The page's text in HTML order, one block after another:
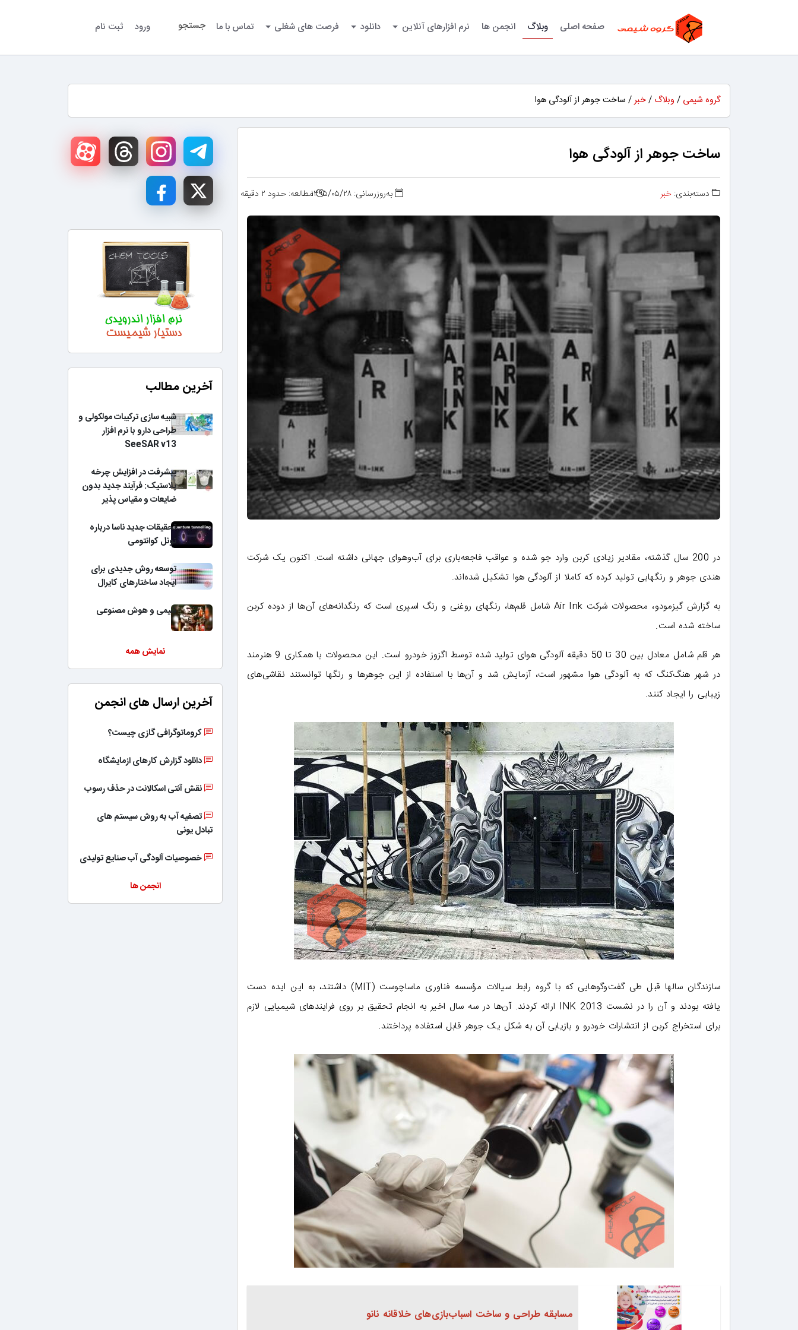
صفحه اصلی وبلاگ انجمن ها نرم افزارهای آنلاین دانلود فرصت های شغلی تماس با ما جستجو ورود ثبت نام
گروه شیمی / وبلاگ /خبر/ ساخت جوهر از آلودگی هوا
ساخت جوهر از آلودگی هوا
دسته‌بندی: خبر به‌روزرسانی: ۱۳۹۵/۰۵/۲۸ مطالعه: حدود ۲ دقیقه
در 200 سال گذشته، مقادیر زیادی کربن وارد جو شده و عواقب فاجعه‌باری برای آب‌وهوای جهانی داشته است. اکنون یک شرکت
هندی جوهر و رنگهایی تولید کرده که کاملا از آلودگی هوا تشکیل شده‌اند.
به گزارش گیزمودو، محصولات شرکت Air Ink شامل قلم‌ها، رنگهای روغنی و رنگ اسپری است که رنگدانه‌های آن‌ها از دوده کربن
ساخته شده است.
هر قلم شامل معادل بین 30 تا 50 دقیقه آلودگی هوای تولید شده توسط اگزوز خودرو است. این محصولات با همکاری 9 هنرمند
در شهر هنگ‌کنگ که به آلودگی هوا مشهور است، آزمایش شد و آن‌ها با استفاده از این جوهرها و رنگها توانستند نقاشی‌های
زیبایی را ایجاد کنند.
سازندگان سالها قبل طی گفت‌وگوهایی که با گروه رابط سیالات مؤسسه فناوری ماساچوست (MIT) داشتند، به این ایده دست
یافته بودند و آن را در نشست INK 2013 ارائه کردند. ‌آن‌ها در سه سال اخیر به انجام تحقیق بر روی فرایندهای شیمیایی لازم
برای استخراج کربن از انتشارات خودرو و بازیابی آن به شکل یک جوهر قابل استفاده پرداختند.
مسابقه طراحی و ساخت اسباب‌بازی‌های خلاقانه نانو
آخرین مطالب
شبیه سازی ترکیبات مولکولی و
طراحی دارو با نرم افزار
SeeSAR v13
پیشرفت در افزایش چرخه
پلاستیک: فرآیند جدید بدون
ضایعات و مقیاس پذیر
تحقیقات جدید ناسا درباره
تونل کوانتومی
توسعه روش جدیدی برای
ایجاد ساختارهای کایرال
شیمی و هوش مصنوعی
نمایش همه
آخرین ارسال های انجمن
کروماتوگرافی گازی چیست؟
دانلود گزارش کارهای ازمایشگاه
نقش آنتی اسکالانت در حذف رسوب
تصفیه آب به روش سیستم های
تبادل یونی
خصوصیات آلودگی آب صنایع تولیدی
انجمن ها